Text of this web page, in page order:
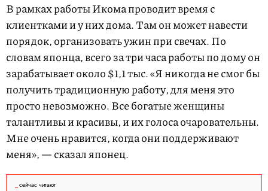
В рамках работы Икома проводит время с
клиентками и у них дома. Там он может навести
порядок, организовать ужин при свечах. По
словам японца, всего за три часа работы по дому он
зарабатывает около $1,1 тыс. «Я никогда не смог бы
получить традиционную работу, для меня это
просто невозможно. Все богатые женщины
талантливы и красивы, и их голоса очаровательны.
Мне очень нравится, когда они поддерживают
меня», — сказал японец.
сейчас читают